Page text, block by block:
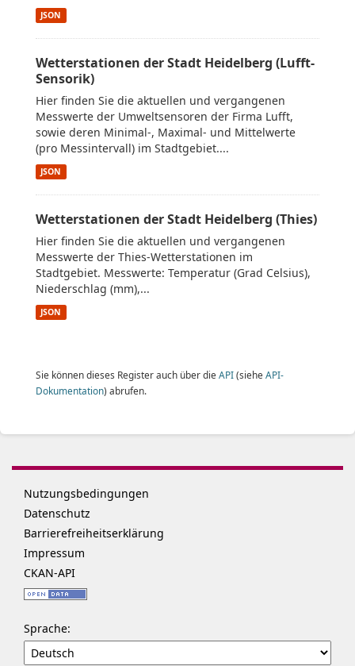
JSON
Wetterstationen der Stadt Heidelberg (Lufft-
Sensorik)
Hier finden Sie die aktuellen und vergangenen
Messwerte der Umweltsensoren der Firma Lufft,
sowie deren Minimal-, Maximal- und Mittelwerte
(pro Messintervall) im Stadtgebiet....
JSON
Wetterstationen der Stadt Heidelberg (Thies)
Hier finden Sie die aktuellen und vergangenen
Messwerte der Thies-Wetterstationen im
Stadtgebiet. Messwerte: Temperatur (Grad Celsius),
Niederschlag (mm),...
JSON
Sie können dieses Register auch über die API(siehe API-
Dokumentation) abrufen.
Nutzungsbedingungen
Datenschutz
Barrierefreiheitserklärung
Impressum
CKAN-API
Sprache